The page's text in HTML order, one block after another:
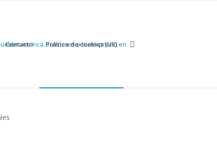
Contacto Política de cookies (UE)